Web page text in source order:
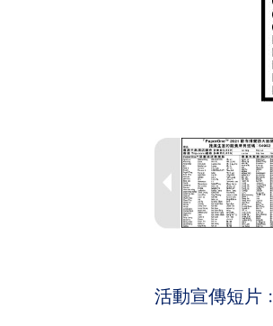
活動宣傳短片﹕